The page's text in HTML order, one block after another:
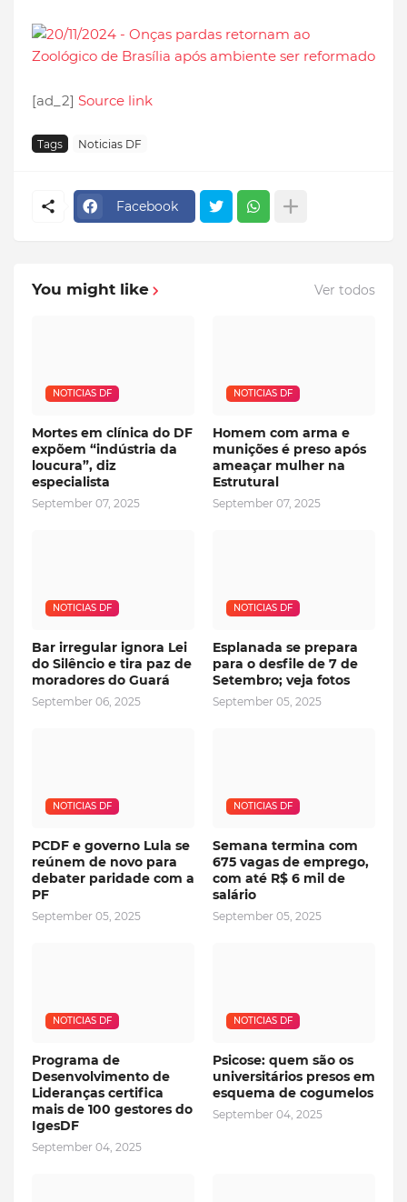
[ad_2] Source link
Tags Noticias DF
Facebook
You might like Ver todos
NOTICIAS DF
Mortes em clínica do DF
expõem “indústria da
loucura”, diz
especialista
September 07, 2025
NOTICIAS DF
Homem com arma e
munições é preso após
ameaçar mulher na
Estrutural
September 07, 2025
NOTICIAS DF
Bar irregular ignora Lei
do Silêncio e tira paz de
moradores do Guará
September 06, 2025
NOTICIAS DF
Esplanada se prepara
para o desfile de 7 de
Setembro; veja fotos
September 05, 2025
NOTICIAS DF
PCDF e governo Lula se
reúnem de novo para
debater paridade com a
PF
September 05, 2025
NOTICIAS DF
Semana termina com
675 vagas de emprego,
com até R$ 6 mil de
salário
September 05, 2025
NOTICIAS DF
Programa de
Desenvolvimento de
Lideranças certifica
mais de 100 gestores do
IgesDF
September 04, 2025
NOTICIAS DF
Psicose: quem são os
universitários presos em
esquema de cogumelos
September 04, 2025